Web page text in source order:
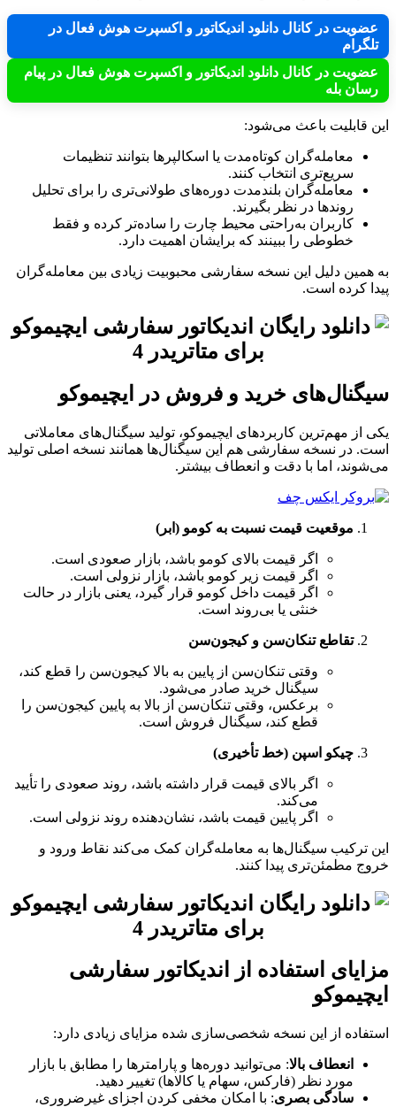
عضویت در کانال دانلود اندیکاتور و اکسپرت هوش فعال در
تلگرام
عضویت در کانال دانلود اندیکاتور و اکسپرت هوش فعال در پیام
رسان بله
این قابلیت باعث می‌شود:
معامله‌گران کوتاه‌مدت یا اسکالپرها بتوانند تنظیمات
سریع‌تری انتخاب کنند.
معامله‌گران بلندمدت دوره‌های طولانی‌تری را برای تحلیل
روندها در نظر بگیرند.
کاربران به‌راحتی محیط چارت را ساده‌تر کرده و فقط
خطوطی را ببینند که برایشان اهمیت دارد.
به همین دلیل این نسخه سفارشی محبوبیت زیادی بین معامله‌گران
پیدا کرده است.
سیگنال‌های خرید و فروش در ایچیموکو
یکی از مهم‌ترین کاربردهای ایچیموکو، تولید سیگنال‌های معاملاتی
است. در نسخه سفارشی هم این سیگنال‌ها همانند نسخه اصلی تولید
می‌شوند، اما با دقت و انعطاف بیشتر.
موقعیت قیمت نسبت به کومو (ابر)
اگر قیمت بالای کومو باشد، بازار صعودی است.
اگر قیمت زیر کومو باشد، بازار نزولی است.
اگر قیمت داخل کومو قرار گیرد، یعنی بازار در حالت
خنثی یا بی‌روند است.
تقاطع تنکان‌سن و کیجون‌سن
وقتی تنکان‌سن از پایین به بالا کیجون‌سن را قطع کند،
سیگنال خرید صادر می‌شود.
برعکس، وقتی تنکان‌سن از بالا به پایین کیجون‌سن را
قطع کند، سیگنال فروش است.
چیکو اسپن (خط تأخیری)
اگر بالای قیمت قرار داشته باشد، روند صعودی را تأیید
می‌کند.
اگر پایین قیمت باشد، نشان‌دهنده روند نزولی است.
این ترکیب سیگنال‌ها به معامله‌گران کمک می‌کند نقاط ورود و
خروج مطمئن‌تری پیدا کنند.
مزایای استفاده از اندیکاتور سفارشی
ایچیموکو
استفاده از این نسخه شخصی‌سازی شده مزایای زیادی دارد:
انعطاف بالا: می‌توانید دوره‌ها و پارامترها را مطابق با بازار
مورد نظر (فارکس، سهام یا کالاها) تغییر دهید.
سادگی بصری: با امکان مخفی کردن اجزای غیرضروری،